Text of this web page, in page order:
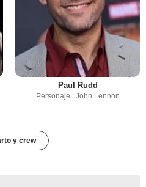
Paul Rudd
Personaje : John Lennon
y crew